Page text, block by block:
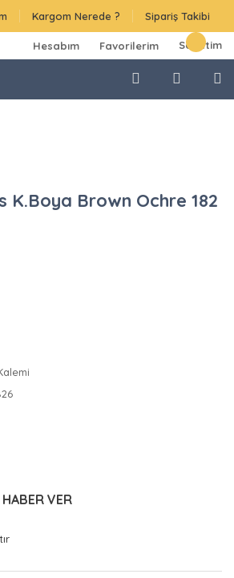
Kargom Nerede ? Sipariş Takibi
Hesabım Favorilerim Sepetim
K.Boya Brown Ochre 182
VER